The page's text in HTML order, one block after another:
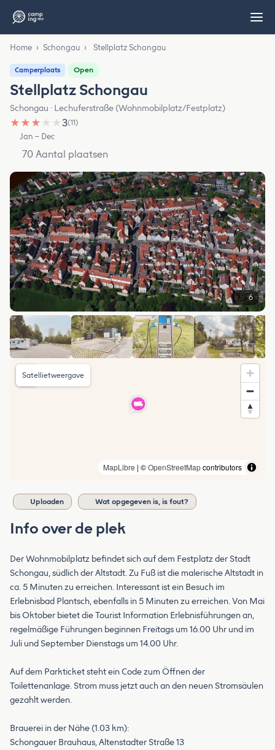
Home › Schongau › Stellplatz Schongau
Camperplaats Open
Stellplatz Schongau
Schongau · Lechuferstraße (Wohnmobilplatz/Festplatz)
★ ★ ★ ★ ★3(11)
Jan – Dec
70 Aantal plaatsen
6
MapLibre | ©OpenStreetMapcontributors
Satellietweergave
Uploaden Wat opgegeven is, is fout?
Info over de plek
Der Wohnmobilplatz befindet sich auf dem Festplatz der Stadt
Schongau, südlich der Altstadt. Zu Fuß ist die malerische Altstadt in
ca. 5 Minuten zu erreichen. Interessant ist ein Besuch im
Erlebnisbad Plantsch, ebenfalls in 5 Minuten zu erreichen. Von Mai
bis Oktober bietet die Tourist Information Erlebnisführungen an,
regelmäßige Führungen beginnen Freitags um 16.00 Uhr und im
Juli und September Dienstags um 14.00 Uhr.
Auf dem Parkticket steht ein Code zum Öffnen der
Toilettenanlage. Strom muss jetzt auch an den neuen Stromsäulen
gezahlt werden.
Brauerei in der Nähe (1.03 km):
Schongauer Brauhaus, Altenstadter Straße 13